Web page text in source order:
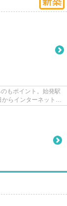
もポイント。始発駅
らインターネットが